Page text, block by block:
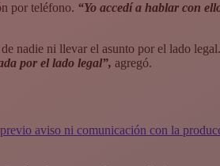
por teléfono. “Yo accedí a hablar con
nadie ni llevar el asunto por el lado
por el lado legal”, agregó.
aviso ni comunicación con la